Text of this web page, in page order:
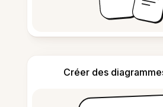
Créer des